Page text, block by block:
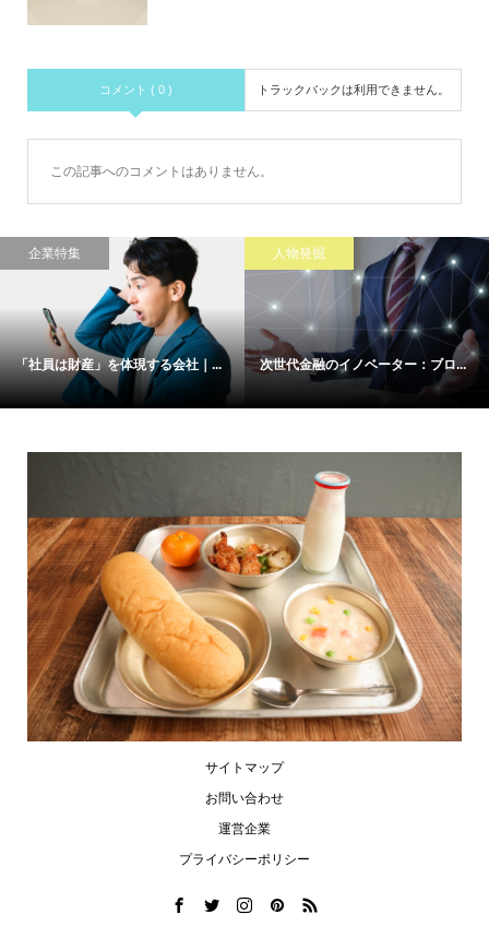
コメント ( 0 ) トラックバックは利用できません。
この記事へのコメントはありません。
企業特集
「社員は財産」を体現する会社｜...
人物発掘
次世代金融のイノベーター：ブロ...
サイトマップ
お問い合わせ
運営企業
プライバシーポリシー